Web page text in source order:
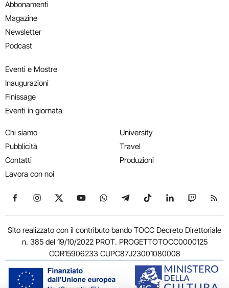
Abbonamenti
Magazine
Newsletter
Podcast
Eventi e Mostre
Inaugurazioni
Finissage
Eventi in giornata
Chi siamo
Pubblicità
Contatti
Lavora con noi
University
Travel
Produzioni
Seguici su Facebook
Seguici su Instagram
Seguici su X
Seguici su YouTube
Seguici su WhatsApp
Seguici su Telegram
Seguici su TikTok
Seguici su
Seguici
Sito realizzato con il contributo bando TOCC Decreto Direttoriale
n. 385 del 19/10/2022 PROT. PROGETTOTOCC0000125
COR15906233 CUPC87J23001080008